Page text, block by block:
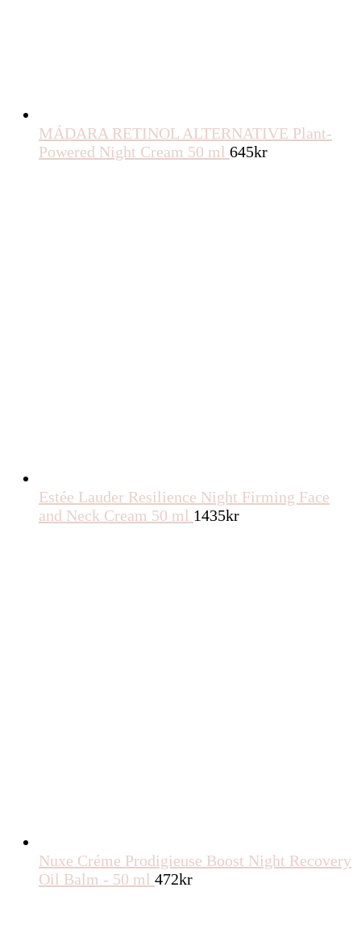
MÁDARA RETINOL ALTERNATIVE Plant-
Powered Night Cream 50 ml 645kr
Estée Lauder Resilience Night Firming Face
and Neck Cream 50 ml 1435kr
Nuxe Créme Prodigieuse Boost Night Recovery
Oil Balm - 50 ml 472kr